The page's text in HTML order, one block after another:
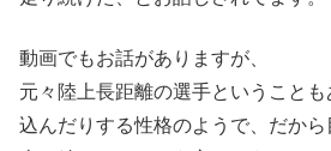
動画でもお話がありますが、
元々陸上長距離の選手ということ
込んだりする性格のようで、だか